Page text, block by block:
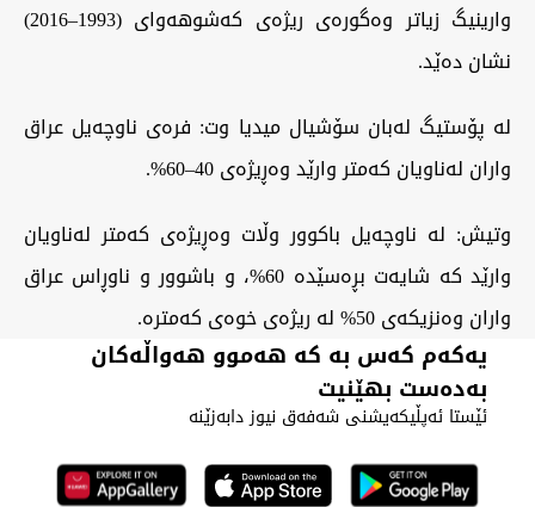
وارینیگ زیاتر وەگورەی ریژەی کەشوهەوای (1993–2016)
نشان دەێد.
لە پۆستیگ لەبان سۆشیال میدیا وت: فرەی ناوچەیل عراق
واران لەناویان کەمتر وارێد وەڕیژەی 40–60%.
وتیش: لە ناوچەیل باکوور وڵات وەڕیژەی کەمتر لەناویان
وارێد کە شایەت بڕەسێدە 60%، و باشوور و ناوڕاس عراق
واران وەنزیکەی 50% لە ریژەی خوەی کەمترە.
یەکەم کەس بە کە هەموو هەواڵەکان
بەدەست بهێنیت
ئێستا ئەپڵیکەیشنی شەفەق نیوز دابەزێنە